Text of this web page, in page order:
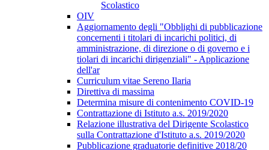
Scolastico
OIV
Aggiornamento degli "Obblighi di pubblicazione
concernenti i titolari di incarichi politici, di
amministrazione, di direzione o di governo e i
tiolari di incarichi dirigenziali" - Applicazione
dell'ar
Curriculum vitae Sereno Ilaria
Direttiva di massima
Determina misure di contenimento COVID-19
Contrattazione di Istituto a.s. 2019/2020
Relazione illustrativa del Dirigente Scolastico
sulla Contrattazione d'Istituto a.s. 2019/2020
Pubblicazione graduatorie definitive 2018/20